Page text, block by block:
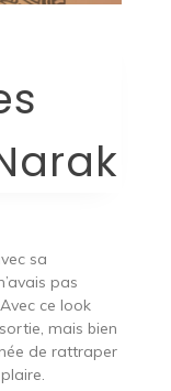
sa
pas
ce look
mais bien
de rattraper